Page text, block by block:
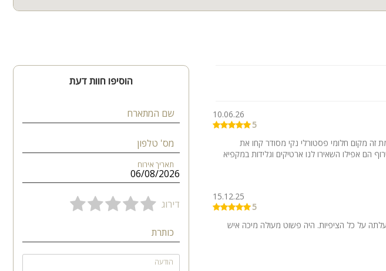
10.06.26
5
זה מקום חלומי פסטורלי נקי מסודר קחו את
הם אפילו השאירו לנו ארטיקים וגלידות במקפיא
15.12.25
5
על כל הציפיות. היה פשוט מעולה מיכה איש
הוסיפו חוות דעת
שם המתארח
מס' טלפון
תאריך אירוח
דירוג
כותרת
הודעה